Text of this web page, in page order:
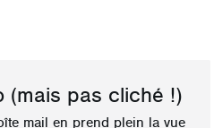
(mais pas cliché !)
mail en prend plein la vue